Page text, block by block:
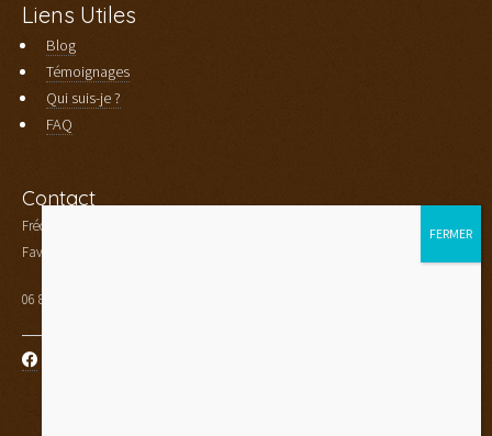
Liens Utiles
Blog
Témoignages
Qui suis-je ?
FAQ
Contact
Frédéric Aubourg
Faverges - Haute Savoie (74)
06 80 33 89 36